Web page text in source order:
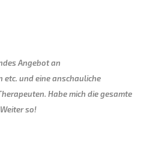
Angebot an
und eine anschauliche
Habe mich die gesamte
so!